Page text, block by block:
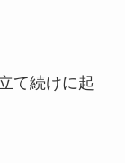
て続けに起